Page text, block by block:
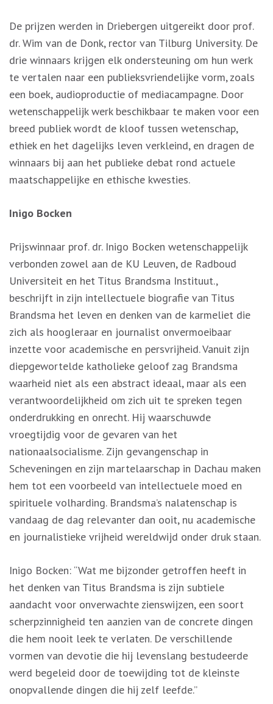
De prijzen werden in Driebergen uitgereikt door prof.
dr. Wim van de Donk, rector van Tilburg University. De
drie winnaars krijgen elk ondersteuning om hun werk
te vertalen naar een publieksvriendelijke vorm, zoals
een boek, audioproductie of mediacampagne. Door
wetenschappelijk werk beschikbaar te maken voor een
breed publiek wordt de kloof tussen wetenschap,
ethiek en het dagelijks leven verkleind, en dragen de
winnaars bij aan het publieke debat rond actuele
maatschappelijke en ethische kwesties.
Inigo Bocken
Prijswinnaar prof. dr. Inigo Bocken wetenschappelijk
verbonden zowel aan de KU Leuven, de Radboud
Universiteit en het Titus Brandsma Instituut.,
beschrijft in zijn intellectuele biografie van Titus
Brandsma het leven en denken van de karmeliet die
zich als hoogleraar en journalist onvermoeibaar
inzette voor academische en persvrijheid. Vanuit zijn
diepgewortelde katholieke geloof zag Brandsma
waarheid niet als een abstract ideaal, maar als een
verantwoordelijkheid om zich uit te spreken tegen
onderdrukking en onrecht. Hij waarschuwde
vroegtijdig voor de gevaren van het
nationaalsocialisme. Zijn gevangenschap in
Scheveningen en zijn martelaarschap in Dachau maken
hem tot een voorbeeld van intellectuele moed en
spirituele volharding. Brandsma’s nalatenschap is
vandaag de dag relevanter dan ooit, nu academische
en journalistieke vrijheid wereldwijd onder druk staan.
Inigo Bocken: “Wat me bijzonder getroffen heeft in
het denken van Titus Brandsma is zijn subtiele
aandacht voor onverwachte zienswijzen, een soort
scherpzinnigheid ten aanzien van de concrete dingen
die hem nooit leek te verlaten. De verschillende
vormen van devotie die hij levenslang bestudeerde
werd begeleid door de toewijding tot de kleinste
onopvallende dingen die hij zelf leefde.”